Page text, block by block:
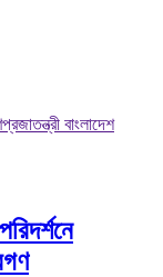
বাংলাদেশ